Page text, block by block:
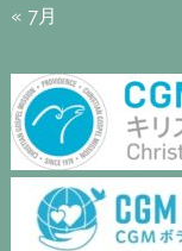
« 7月